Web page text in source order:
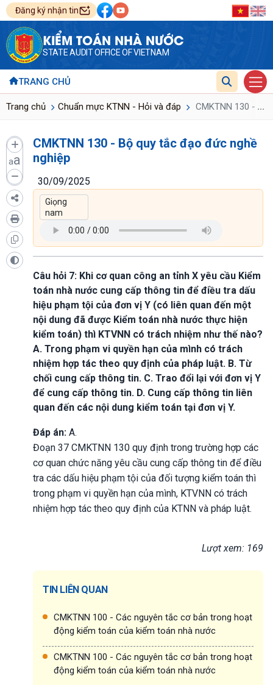
Đăng ký nhận tin
KIỂM TOÁN NHÀ NƯỚC
STATE AUDIT OFFICE OF VIETNAM
TRANG CHỦ
Trang chủ Chuẩn mực KTNN - Hỏi và đáp CMKTNN 130 -...
aa
CMKTNN 130 - Bộ quy tắc đạo đức nghề
nghiệp
30/09/2025
Câu hỏi 7: Khi cơ quan công an tỉnh X yêu cầu Kiểm
toán nhà nước cung cấp thông tin để điều tra dấu
hiệu phạm tội của đơn vị Y (có liên quan đến một
nội dung đã được Kiểm toán nhà nước thực hiện
kiểm toán) thì KTVNN có trách nhiệm như thế nào?
A. Trong phạm vi quyền hạn của mình có trách
nhiệm hợp tác theo quy định của pháp luật. B. Từ
chối cung cấp thông tin. C. Trao đổi lại với đơn vị Y
để cung cấp thông tin. D. Cung cấp thông tin liên
quan đến các nội dung kiểm toán tại đơn vị Y.
Đáp án: A.
Đoạn 37 CMKTNN 130 quy định trong trường hợp các
cơ quan chức năng yêu cầu cung cấp thông tin để điều
tra các dấu hiệu phạm tội của đối tượng kiểm toán thì
trong phạm vi quyền hạn của mình, KTVNN có trách
nhiệm hợp tác theo quy định của KTNN và pháp luật.
Lượt xem: 169
TIN LIÊN QUAN
CMKTNN 100 - Các nguyên tắc cơ bản trong hoạt
động kiểm toán của kiểm toán nhà nước
CMKTNN 100 - Các nguyên tắc cơ bản trong hoạt
động kiểm toán của kiểm toán nhà nước